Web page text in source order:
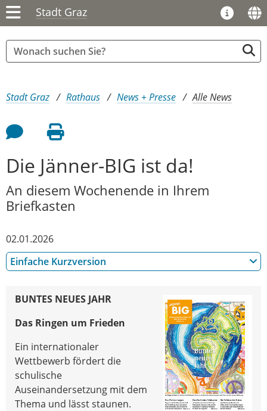
Stadt Graz
Sie sind hier:
Stadt Graz Rathaus News + Presse Alle News
Feedback an Autor
Seite drucken
Die Jänner-BIG ist da!
An diesem Wochenende in Ihrem
Briefkasten
02.01.2026
Einfache Kurzversion
BUNTES NEUES JAHR
Das Ringen um Frieden
Ein internationaler
Wettbewerb fördert die
schulische
Auseinandersetzung mit dem
Thema und lässt staunen.